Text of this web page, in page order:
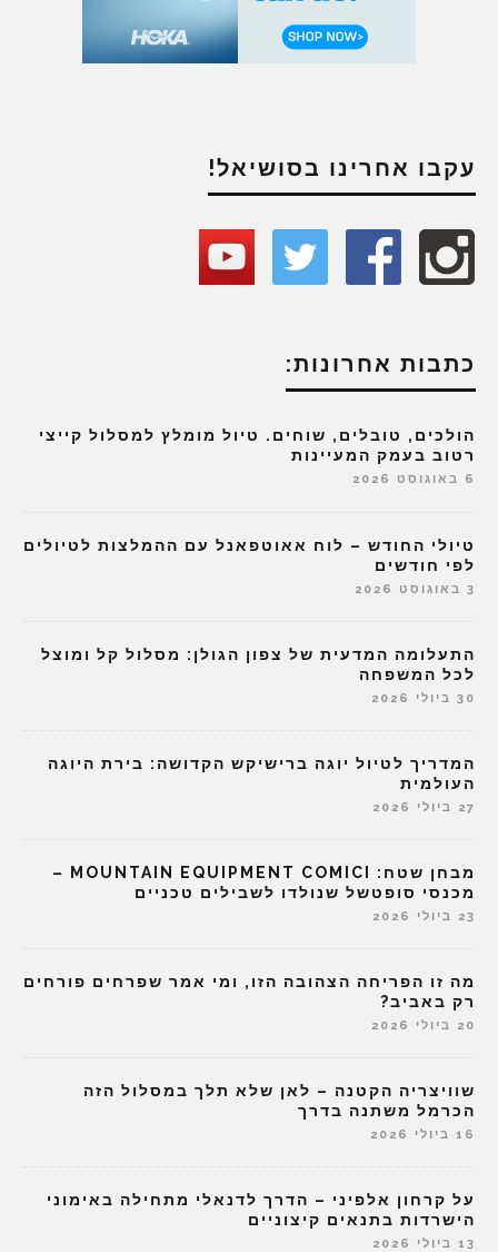
עקבו אחרינו בסושיאל!
כתבות אחרונות:
הולכים, טובלים, שוחים. טיול מומלץ למסלול קייצי
רטוב בעמק המעיינות
6 באוגוסט 2026
טיולי החודש – לוח אאוטפאנל עם ההמלצות לטיולים
לפי חודשים
3 באוגוסט 2026
התעלומה המדעית של צפון הגולן: מסלול קל ומוצל
לכל המשפחה
30 ביולי 2026
המדריך לטיול יוגה ברישיקש הקדושה: בירת היוגה
העולמית
27 ביולי 2026
מבחן שטח: MOUNTAIN EQUIPMENT COMICI –
מכנסי סופטשל שנולדו לשבילים טכניים
23 ביולי 2026
מה זו הפריחה הצהובה הזו, ומי אמר שפרחים פורחים
רק באביב?
20 ביולי 2026
שוויצריה הקטנה – לאן שלא תלך במסלול הזה
הכרמל משתנה בדרך
16 ביולי 2026
על קרחון אלפיני – הדרך לדנאלי מתחילה באימוני
הישרדות בתנאים קיצוניים
13 ביולי 2026